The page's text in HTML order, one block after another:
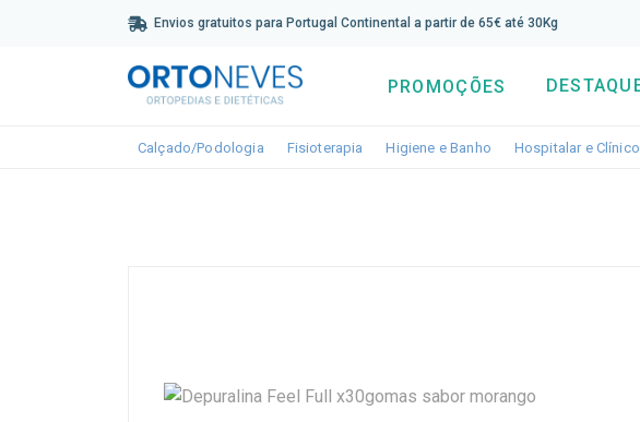
Envios gratuitos para Portugal Continental a partir de 65€ até 30Kg
PROMOÇÕES
Calçado/Podologia Toggle dropdown
Fisioterapia Toggle dropdown
Higiene e Banho Toggle dropdown
Hospitalar e Clínico
Subscreva aqui a